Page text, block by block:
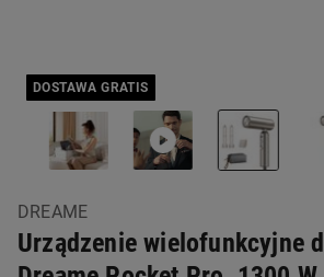
DOSTAWA GRATIS
DREAME
Urządzenie wielofunkcyjne